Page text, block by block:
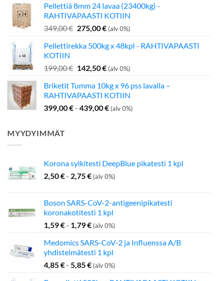
oli:
349,00 €.
on:
275,00 €.
Pellettiä 8mm 24 lavaa (23400kg) -
RAHTIVAPAASTI KOTIIN
349,00€ Alkuperäinen
oli:
275,00€Nykyinen
on:
(alv 0%)
Pellettirekka 500kg x 48kpl - RAHTIVAPAASTI
KOTIIN
199,00€ Alkuperäinen
oli:
199,00 €.
142,50€Nykyinen
on:
142,50 €.
(alv 0%)
Briketit Tumma 10kg x 96 pss lavalla –
RAHTIVAPAASTI KOTIIN
399,00€- 439,00€ (alv 0%)
MYYDYIMMÄT
Korona sylkitesti DeepBlue pikatesti 1 kpl
2,50€- 2,75€ (alv 0%)
Boson SARS-CoV-2-antigeenipikatesti
koronakotitesti 1 kpl
1,59€- 1,79€ (alv 0%)
Medomics SARS-CoV-2 ja Influenssa A/B
yhdistelmätesti 1 kpl
4,85€- 5,85€ (alv 0%)